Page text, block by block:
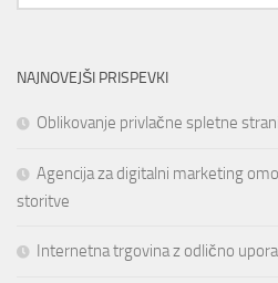
NAJNOVEJŠI PRISPEVKI
Oblikovanje privlačne spletne strani
Agencija za digitalni marketing
storitve
Internetna trgovina z odlično